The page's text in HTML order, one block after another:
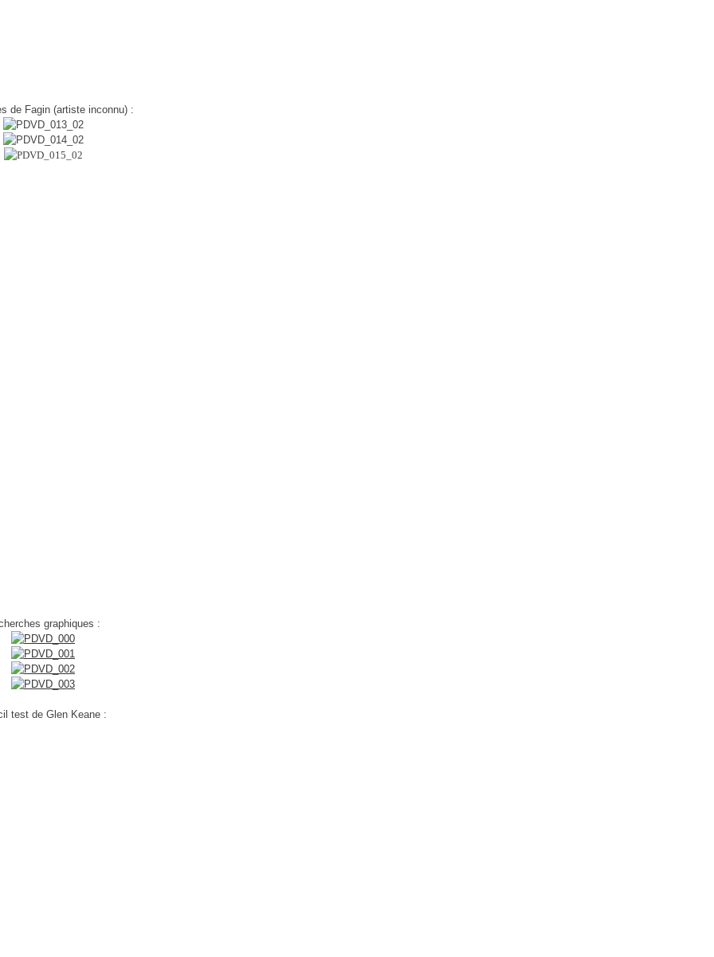
de Fagin (artiste inconnu) :
graphiques :
test de Glen Keane :